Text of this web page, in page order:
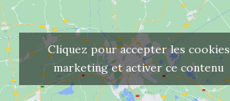
Cliquez pour accepter les cookies
marketing et activer ce contenu